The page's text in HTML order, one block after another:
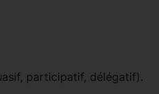
participatif, délégatif).